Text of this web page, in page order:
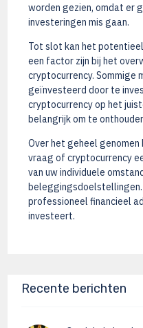
worden gezien, omdat er
investeringen mis gaan.
Tot slot kan het
een factor zijn bij het
cryptocurrency. Sommige
geïnvesteerd door te
cryptocurrency op het
belangrijk om te
Over het geheel
vraag of cryptocurrency
van uw individuele
beleggingsdoelstellingen.
professioneel financieel
investeert.
Recente berichten